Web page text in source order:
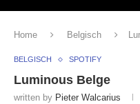
Home Belgisch
BELGISCH SPOTIFY
Luminous Belge
written by Pieter Walcarius